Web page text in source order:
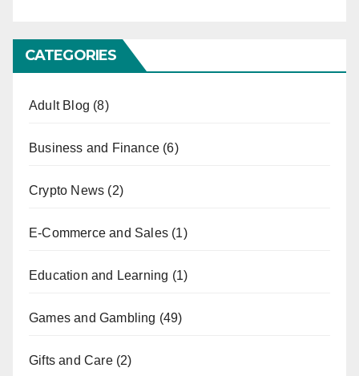
CATEGORIES
Adult Blog (8)
Business and Finance (6)
Crypto News (2)
E-Commerce and Sales (1)
Education and Learning (1)
Games and Gambling (49)
Gifts and Care(2)